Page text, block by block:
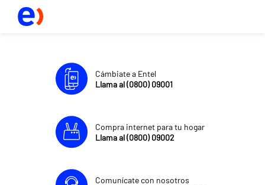
Cámbiate a Entel
Llama al (0800) 09001
Compra internet para tu hogar
Llama al (0800) 09002
Comunícate con nosotros